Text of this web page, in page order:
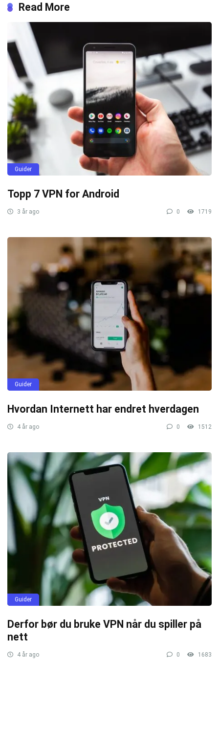
Read More
Guider
Topp 7 VPN for Android
3 år ago 0 1719
Guider
Hvordan Internett har endret hverdagen
4 år ago 0 1512
Guider
Derfor bør du bruke VPN når du spiller på
nett
4 år ago 0 1683